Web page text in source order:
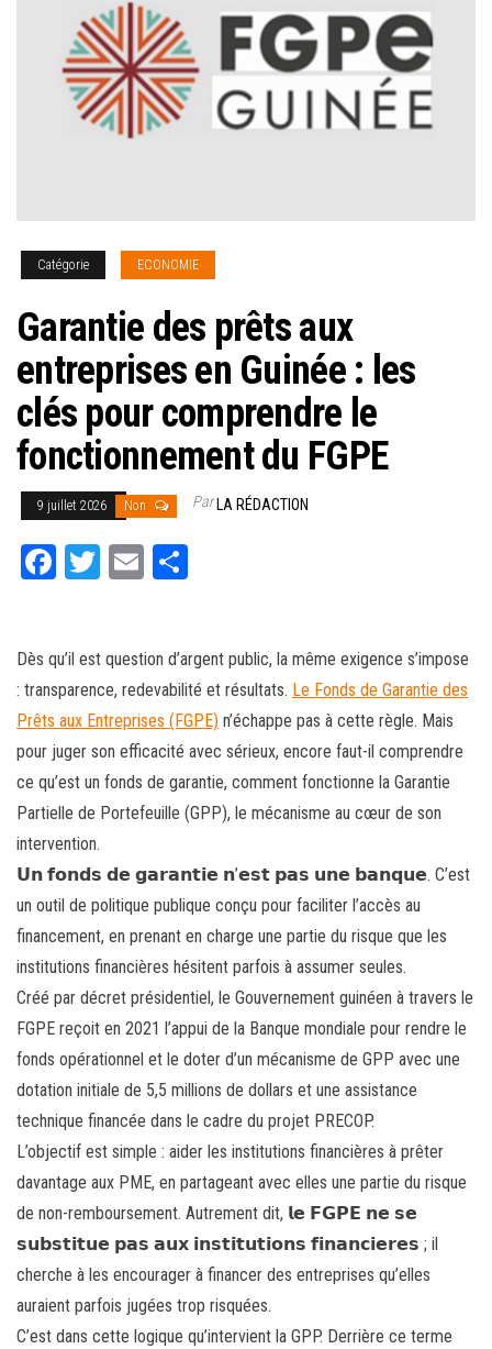
Catégorie ECONOMIE
Garantie des prêts aux
entreprises en Guinée : les
clés pour comprendre le
fonctionnement du FGPE
9 juillet 2026 Non ParLA RÉDACTION
Fa
ok
T
er
E
er
Dès qu’il est question d’argent public, la même exigence s’impose
: transparence, redevabilité et résultats. Le Fonds de Garantie des
Prêts aux Entreprises (FGPE) n’échappe pas à cette règle. Mais
pour juger son efficacité avec sérieux, encore faut-il comprendre
ce qu’est un fonds de garantie, comment fonctionne la Garantie
Partielle de Portefeuille (GPP), le mécanisme au cœur de son
intervention.
𝗨𝗻 𝗳𝗼𝗻𝗱𝘀 𝗱𝗲 𝗴𝗮𝗿𝗮𝗻𝘁𝗶𝗲 𝗻’𝗲𝘀𝘁 𝗽𝗮𝘀 𝘂𝗻𝗲 𝗯𝗮𝗻𝗾𝘂𝗲. C’est
un outil de politique publique conçu pour faciliter l’accès au
financement, en prenant en charge une partie du risque que les
institutions financières hésitent parfois à assumer seules.
Créé par décret présidentiel, le Gouvernement guinéen à travers le
FGPE reçoit en 2021 l’appui de la Banque mondiale pour rendre le
fonds opérationnel et le doter d’un mécanisme de GPP avec une
dotation initiale de 5,5 millions de dollars et une assistance
technique financée dans le cadre du projet PRECOP.
L’objectif est simple : aider les institutions financières à prêter
davantage aux PME, en partageant avec elles une partie du risque
de non-remboursement. Autrement dit, 𝗹𝗲 𝗙𝗚𝗣𝗘 𝗻𝗲 𝘀𝗲
𝘀𝘂𝗯𝘀𝘁𝗶𝘁𝘂𝗲 𝗽𝗮𝘀 𝗮𝘂𝘅 𝗶𝗻𝘀𝘁𝗶𝘁𝘂𝘁𝗶𝗼𝗻𝘀 𝗳𝗶𝗻𝗮𝗻𝗰𝗶𝗲𝗿𝗲𝘀 ; il
cherche à les encourager à financer des entreprises qu’elles
auraient parfois jugées trop risquées.
C’est dans cette logique qu’intervient la GPP. Derrière ce terme